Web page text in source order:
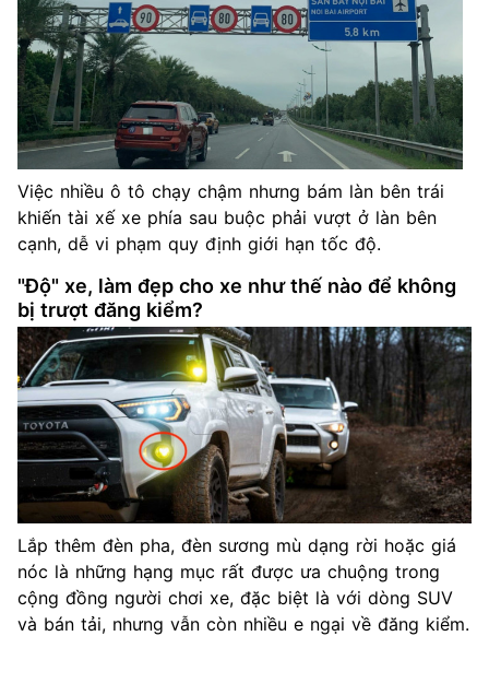
Việc nhiều ô tô chạy chậm nhưng bám làn bên trái
khiến tài xế xe phía sau buộc phải vượt ở làn bên
cạnh, dễ vi phạm quy định giới hạn tốc độ.
"Độ" xe, làm đẹp cho xe như thế nào để không
bị trượt đăng kiểm?
Lắp thêm đèn pha, đèn sương mù dạng rời hoặc giá
nóc là những hạng mục rất được ưa chuộng trong
cộng đồng người chơi xe, đặc biệt là với dòng SUV
và bán tải, nhưng vẫn còn nhiều e ngại về đăng kiểm.